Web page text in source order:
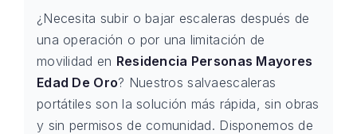
¿Necesita subir o bajar escaleras después de
una operación o por una limitación de
movilidad en Residencia Personas Mayores
Edad De Oro? Nuestros salvaescaleras
portátiles son la solución más rápida, sin obras
y sin permisos de comunidad. Disponemos de